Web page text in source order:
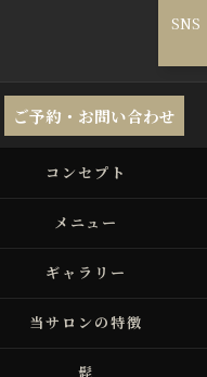
SNS
ご予約・お問い合わせ
コンセプト
メニュー
ギャラリー
当サロンの特徴
髭